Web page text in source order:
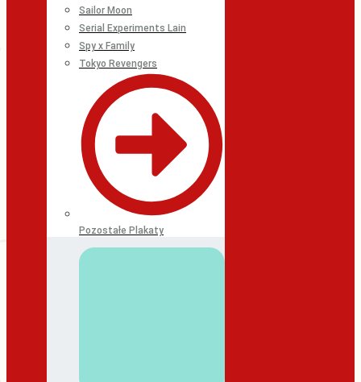
Sailor Moon
Serial Experiments Lain
Spy x Family
Tokyo Revengers
Pozostałe Plakaty